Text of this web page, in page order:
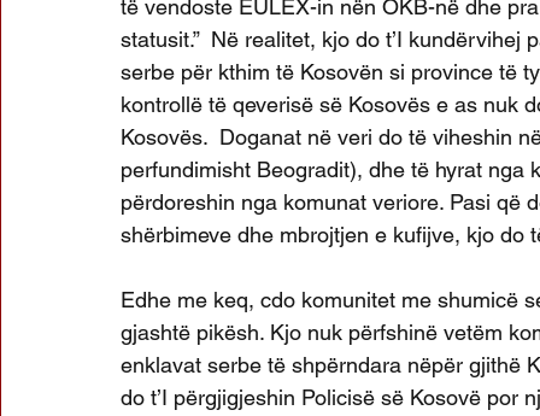
të vendoste EULEX-in nën OKB-në dhe
statusit.”  Në realitet, kjo do t’I
serbe për kthim të Kosovën si province të
kontrollë të qeverisë së Kosovës e as nuk
Kosovës.  Doganat në veri do të viheshin
perfundimisht Beogradit), dhe të hyrat
përdoreshin nga komunat veriore. Pasi që
shërbimeve dhe mbrojtjen e kufijve, kjo do
Edhe me keq, cdo komunitet me shumicë
gjashtë pikësh. Kjo nuk përfshinë vetëm
enklavat serbe të shpërndara nëpër gjithë
do t’I përgjigjeshin Policisë së Kosovë por